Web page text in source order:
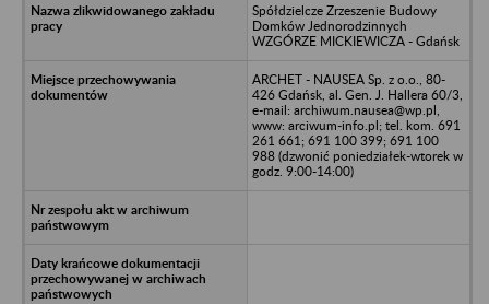
Spółdzielcze Zrzeszenie Budowy
Domków Jednorodzinnych
WZGÓRZE MICKIEWICZA - Gdańsk
ARCHET - NAUSEA Sp. z o.o., 80-
426 Gdańsk, al. Gen. J. Hallera 60/3,
e-mail: archiwum.nausea@wp.pl,
www: arciwum-info.pl; tel. kom. 691
261 661; 691 100 399; 691 100
988 (dzwonić poniedziałek-wtorek w
godz. 9:00-14:00)